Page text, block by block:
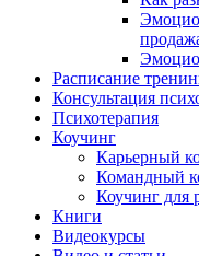
Расписание
Консультация
Психотерапия
Коучинг
Карьерный
Командный
Коучинг для
Книги
Видеокурсы